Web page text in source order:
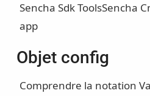
Sencha Sdk ToolsSencha
app
Objet config
Comprendre la notation